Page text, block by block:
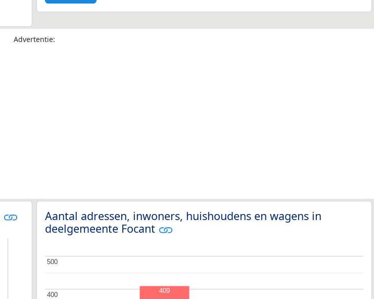
Advertentie:
Aantal adressen, inwoners, huishoudens en wagens in
deelgemeente Focant
400
400
500
500
409